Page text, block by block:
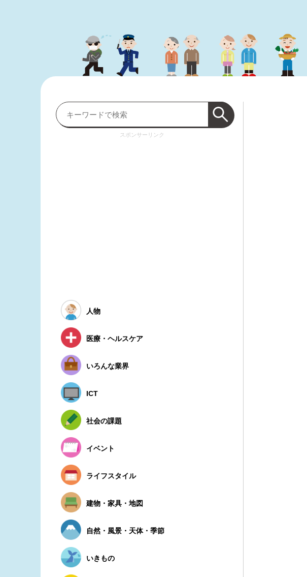
スポンサーリンク
人物
医療・ヘルスケア
いろんな業界
ICT
社会の課題
イベント
ライフスタイル
建物・家具・地図
自然・風景・天体・季節
いきもの